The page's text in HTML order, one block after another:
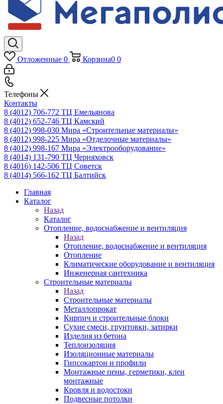
Отложенные 0 Корзина0 0
Телефоны
Контакты
8 (4012) 706-772 ТЦ Емельянова
8 (4012) 652-746 ТЦ Камский
8 (4012) 998-030 Мира «Строительные материалы»
8 (4012) 998-225 Мира «Отделочные материалы»
8 (4012) 998-167 Мира «Электрооборудование»
8 (4014) 131-790 ТЦ Черняховск
8 (4016) 142-506 ТЦ Советск
8 (4014) 566-162 ТЦ Балтийск
Главная
Каталог
Назад
Каталог
Отопление, водоснабжение и вентиляция
Назад
Отопление, водоснабжение и вентиляция
Отопление
Климатические оборудование и вентиляция
Инженерная сантехника
Строительные материалы
Назад
Строительные материалы
Металлопрокат
Кирпич и строительные блоки
Сухие смеси, грунтовки, затирки
Изделия из бетона
Теплоизоляция
Изоляционные материалы
Гипсокартон и профили
Монтажные пены, герметики, клеи
монтажные
Кровля и водостоки
Подвесные потолки